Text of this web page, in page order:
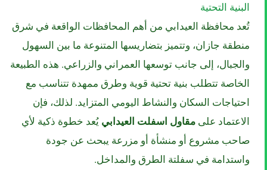
البنية التحتية
تُعد محافظة العيدابي من أهم المحافظات الواقعة في شرق
منطقة جازان، وتتميز بتضاريسها المتنوعة ما بين السهول
والجبال، إلى جانب توسعها العمراني والزراعي. هذه الطبيعة
الخاصة تتطلب بنية تحتية قوية وطرق ممهدة تتناسب مع
احتياجات السكان والنشاط اليومي المتزايد. لذلك، فإن
الاعتماد على مقاول اسفلت العيدابي يُعد خطوة ذكية لأي
صاحب مشروع أو منشأة أو مزرعة يبحث عن جودة
واستدامة في سفلتة الطرق والمداخل.